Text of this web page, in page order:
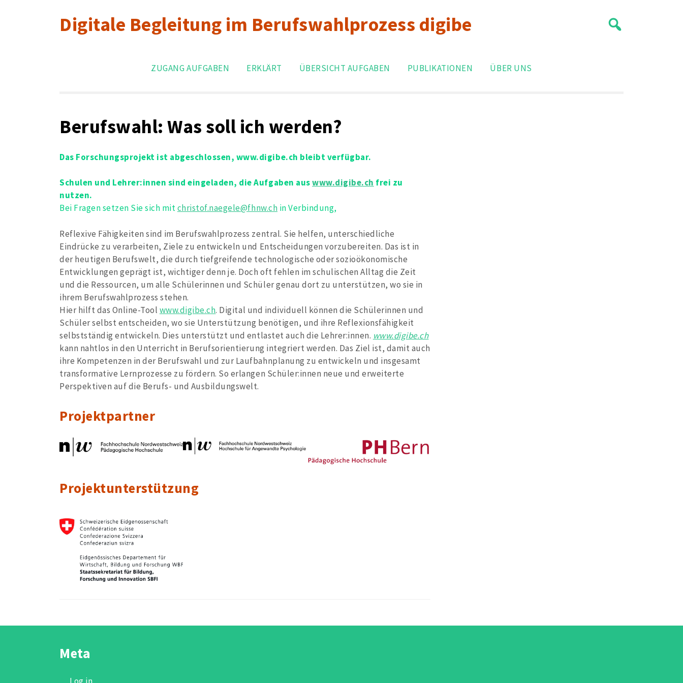
Digitale Begleitung im Berufswahlprozess digibe
for:
ZUGANG AUFGABEN ERKLÄRT ÜBERSICHT AUFGABEN PUBLIKATIONEN ÜBER UNS
Berufswahl: Was soll ich werden?
Das Forschungsprojekt ist abgeschlossen, www.digibe.ch bleibt verfügbar.
Schulen und Lehrer:innen sind eingeladen, die Aufgaben auswww.digibe.ch frei zu
nutzen.
Bei Fragen setzen Sie sich mitchristof.naegele@fhnw.ch in Verbindung,
Reflexive Fähigkeiten sind im Berufswahlprozess zentral. Sie helfen, unterschiedliche
Eindrücke zu verarbeiten, Ziele zu entwickeln und Entscheidungen vorzubereiten. Das ist in
der heutigen Berufswelt, die durch tiefgreifende technologische oder sozioökonomische
Entwicklungen geprägt ist, wichtiger denn je. Doch oft fehlen im schulischen Alltag die Zeit
und die Ressourcen, um alle Schülerinnen und Schüler genau dort zu unterstützen, wo sie in
ihrem Berufswahlprozess stehen.
Hier hilft das Online-Tool www.digibe.ch. Digital und individuell können die Schülerinnen und
Schüler selbst entscheiden, wo sie Unterstützung benötigen, und ihre Reflexionsfähigkeit
selbstständig entwickeln. Dies unterstützt und entlastet auch die Lehrer:innen. www.digibe.ch
kann nahtlos in den Unterricht in Berufsorientierung integriert werden. Das Ziel ist, damit auch
ihre Kompetenzen in der Berufswahl und zur Laufbahnplanung zu entwickeln und insgesamt
transformative Lernprozesse zu fördern. So erlangen Schüler:innen neue und erweiterte
Perspektiven auf die Berufs- und Ausbildungswelt.
Projektpartner
Projektunterstützung
Meta